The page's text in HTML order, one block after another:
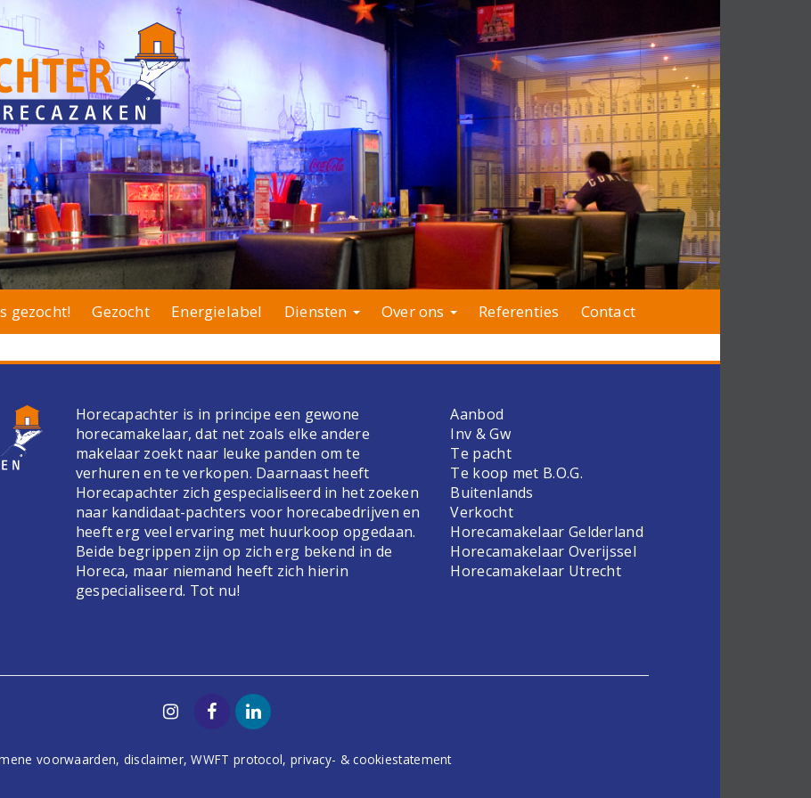
gezocht! Gezocht Energielabel Diensten Over ons Referenties Contact
Horecapachter is in principe een gewone
horecamakelaar, dat net zoals elke andere
makelaar zoekt naar leuke panden om te
verhuren en te verkopen. Daarnaast heeft
Horecapachter zich gespecialiseerd in het zoeken
naar kandidaat-pachters voor horecabedrijven en
heeft erg veel ervaring met huurkoop opgedaan.
Beide begrippen zijn op zich erg bekend in de
Horeca, maar niemand heeft zich hierin
gespecialiseerd. Tot nu!
Aanbod
Inv & Gw
Te pacht
Te koop met B.O.G.
Buitenlands
Verkocht
Horecamakelaar Gelderland
Horecamakelaar Overijssel
Horecamakelaar Utrecht
voorwaarden, disclaimer,WWFT protocol, privacy- & cookiestatement